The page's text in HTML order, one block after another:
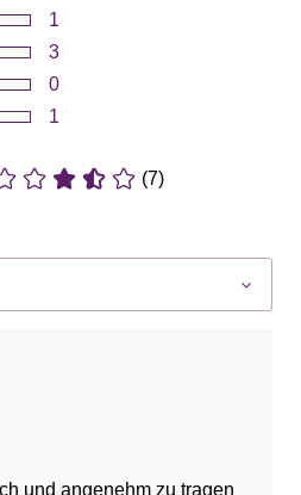
1
3
0
1
(7)
und angenehm zu tragen